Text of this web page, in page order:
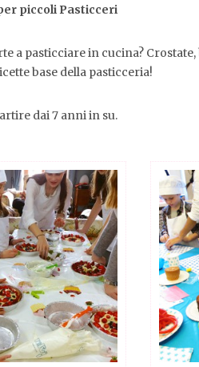
piccoli Pasticceri
a pasticciare in cucina?
base della pasticceria!
dai 7 anni in su.